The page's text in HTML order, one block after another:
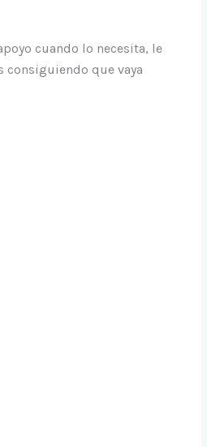
cuando lo necesita, le
consiguiendo que vaya